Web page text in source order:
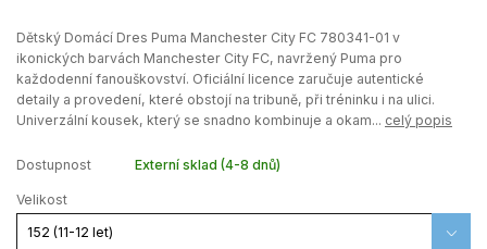
Dětský Domácí Dres Puma Manchester City FC 780341-01 v
ikonických barvách Manchester City FC, navržený Puma pro
každodenní fanouškovství. Oficiální licence zaručuje autentické
detaily a provedení, které obstojí na tribuně, při tréninku i na ulici.
Univerzální kousek, který se snadno kombinuje a okam... celý popis
Dostupnost Externí sklad (4-8 dnů)
Velikost